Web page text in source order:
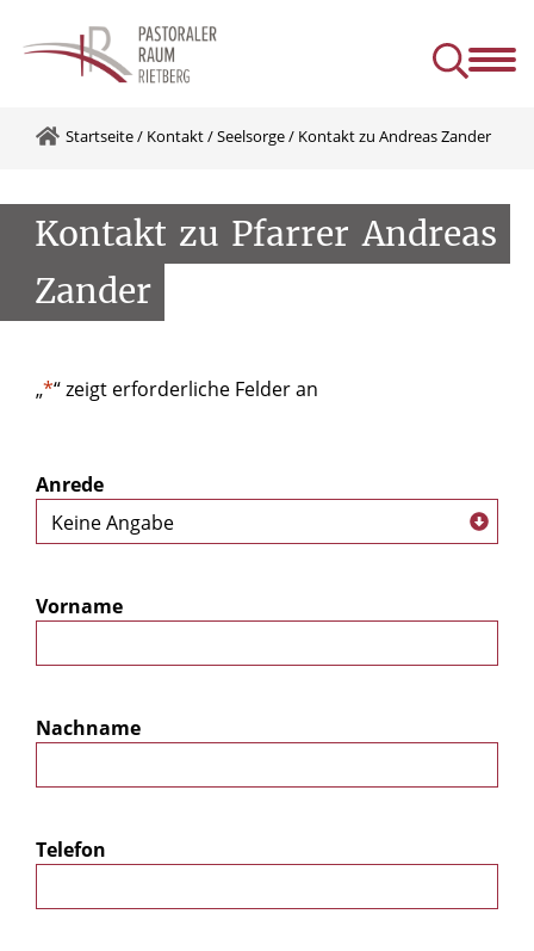
Startseite/ Kontakt/Seelsorge/ Kontakt zu Andreas Zander
Kontakt zu Pfarrer Andreas
Zander
„*“ zeigt erforderliche Felder an
Anrede
Vorname
Nachname
Telefon